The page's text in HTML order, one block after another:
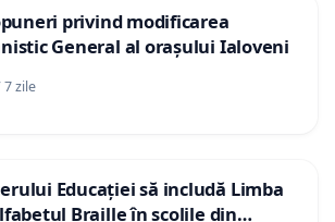
privind modificarea
General al orașului Ialoveni
zile
Educației să includă Limba
Braille în școlile din